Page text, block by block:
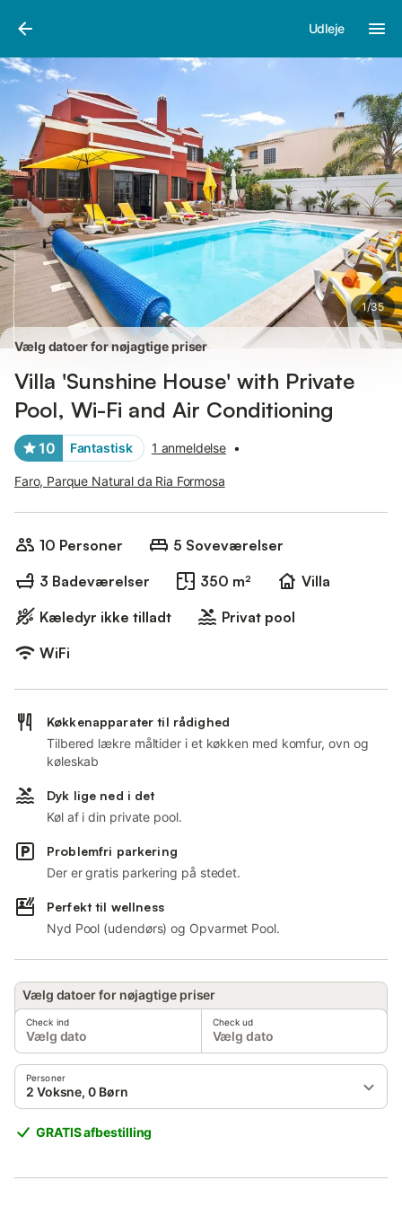
Udleje
1/35
Billeder
Vælg datoer for nøjagtige priser
Villa 'Sunshine House' with Private
Pool, Wi-Fi and Air Conditioning
10 Fantastisk 1 anmeldelse •
Faro, Parque Natural da Ria Formosa
10 Personer
5 Soveværelser
3 Badeværelser
350 m²
Villa
Kæledyr ikke tilladt
Privat pool
WiFi
Køkkenapparater til rådighed
Tilbered lækre måltider i et køkken med komfur, ovn og
køleskab
Dyk lige ned i det
Køl af i din private pool.
Problemfri parkering
Der er gratis parkering på stedet.
Perfekt til wellness
Nyd Pool (udendørs) og Opvarmet Pool.
Vælg datoer for nøjagtige priser
Check ind
Vælg dato
Check ud
Vælg dato
Personer
2 Voksne, 0 Børn
GRATIS afbestilling